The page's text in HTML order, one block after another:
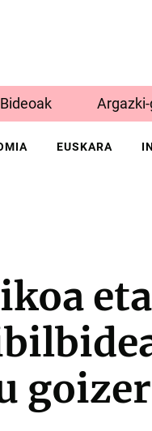
Bideoak
EUSKARA